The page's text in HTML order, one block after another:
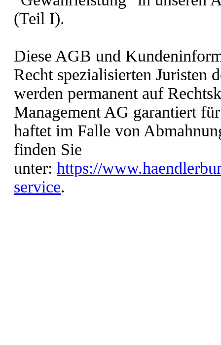
(Teil I).
Diese AGB und
Recht spezialisierten Juristen
werden permanent auf
Management AG garantiert
haftet im Falle von
finden Sie
unter: https://
service.